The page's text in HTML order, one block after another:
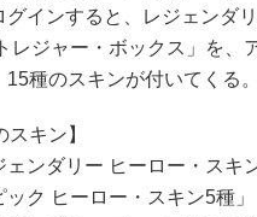
グインすると、レジェンダ
レジャー・ボックス」を、
15種のスキンが付いてくる。
スキン】
ンダリー ヒーロー・スキ
ク ヒーロー・スキン5種」